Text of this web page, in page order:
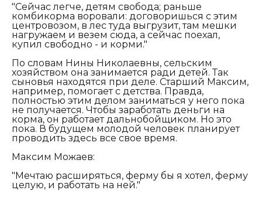
"Сейчас легче, детям свобода; раньше
комбикорма воровали: договоришься с этим
центровозом, в лес туда выгрузит, там мешки
нагружаем и везем сюда, а сейчас поехал,
купил свободно - и корми."
По словам Нины Николаевны, сельским
хозяйством она занимается ради детей. Так
сыновья находятся при деле. Старший Максим,
например, помогает с детства. Правда,
полностью этим делом заниматься у него пока
не получается. Чтобы заработать деньги на
корма, он работает дальнобойщиком. Но это
пока. В будущем молодой человек планирует
проводить здесь все свое время.
Максим Можаев:
"Мечтаю расширяться, ферму бы я хотел, ферму
целую, и работать на ней."